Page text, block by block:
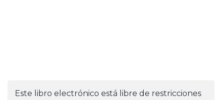
Este libro electrónico está libre de restricciones